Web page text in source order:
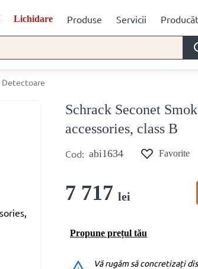
Lichidare Produse Servicii
Detectoare
Schrack Seconet
accessories, class B
Cod: abi1634 Favorite
7 717 lei
Propune prețul tău
Vă rugăm să concretizați